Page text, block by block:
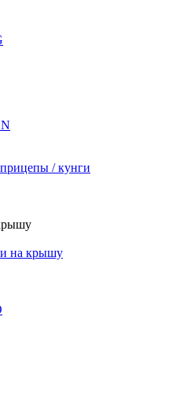
/ кунги
на крышу